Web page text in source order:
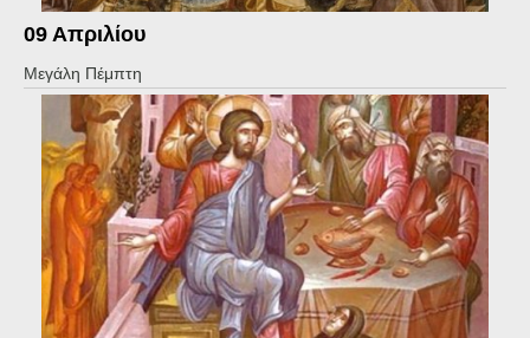
09 Aπριλίου
Μεγάλη Πέμπτη